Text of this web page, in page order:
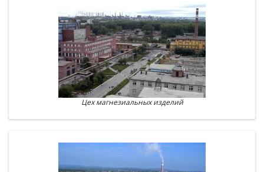
Цех магнезиальных изделий